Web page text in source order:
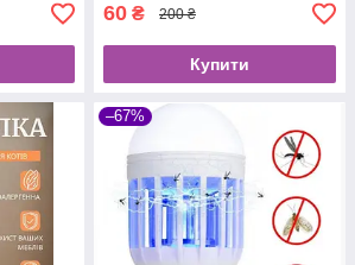
60 ₴ 200 ₴
Купити
–67%